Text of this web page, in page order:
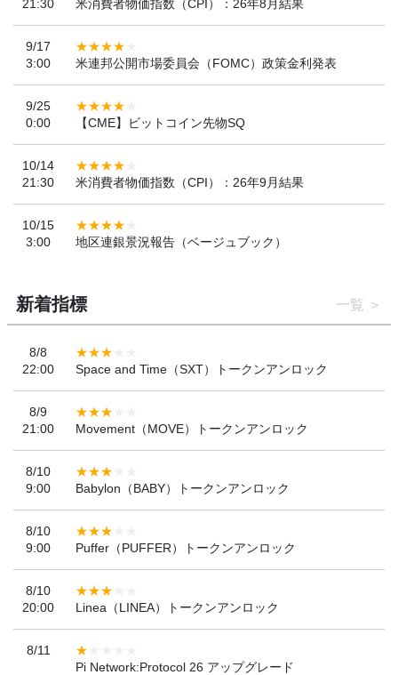
21:30
米消費者物価指数（CPI）：26年8月結果
9/17
3:00
米連邦公開市場委員会（FOMC）政策金利発表
9/25
0:00
【CME】ビットコイン先物SQ
10/14
21:30
米消費者物価指数（CPI）：26年9月結果
10/15
3:00
地区連銀景況報告（ベージュブック）
新着指標 一覧
8/8
22:00
Space and Time（SXT）トークンアンロック
8/9
21:00
Movement（MOVE）トークンアンロック
8/10
9:00
Babylon（BABY）トークンアンロック
8/10
9:00
Puffer（PUFFER）トークンアンロック
8/10
20:00
Linea（LINEA）トークンアンロック
8/11
Pi Network:Protocol 26 アップグレード